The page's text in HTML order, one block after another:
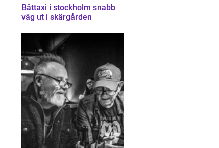
Båttaxi i stockholm snabb
väg ut i skärgården